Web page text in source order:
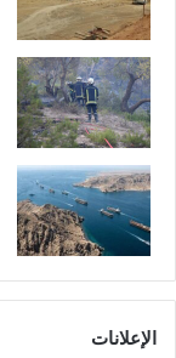
الإعلانات